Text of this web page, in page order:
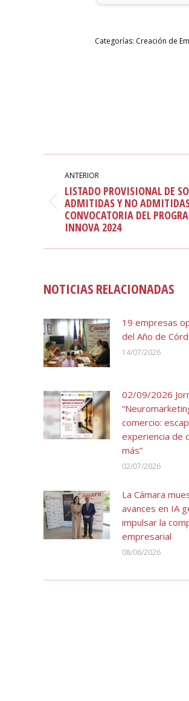
Categorías: Creación de
NAVEGACIÓN
ENTRE
PUBLICACIONES
ANTERIOR
Publicación
anterior:
LISTADO PROVISIONAL DE
ADMITIDAS Y NO
CONVOCATORIA DEL
INNOVA 2024
NOTICIAS RELACIONADAS
19 empresas
del Año de
14/07/2026
02/09/2026
comercio:
experiencia de
más”
02/07/2026
La Cámara
avances en IA
impulsar la
empresarial
08/06/2026